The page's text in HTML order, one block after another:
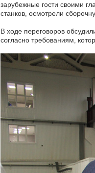
зарубежные гости своими
станков, осмотрели
В ходе переговоров
согласно требованиям,